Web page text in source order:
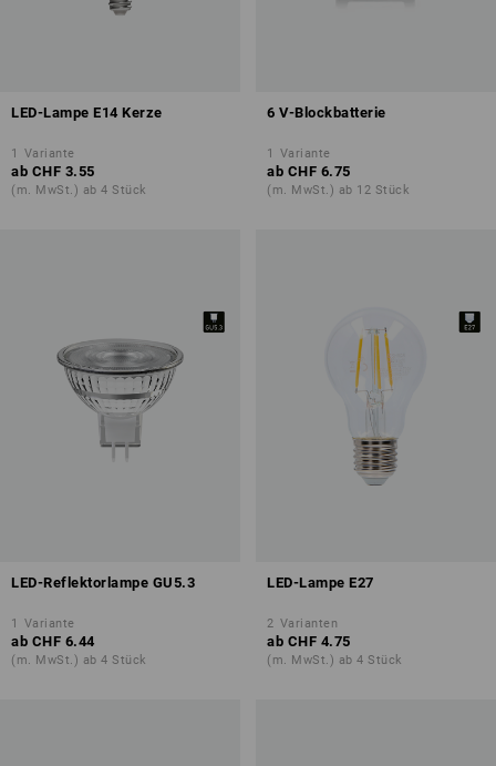
LED-Lampe E14 Kerze
1 Variante
ab CHF 3.55
(m. MwSt.) ab 4 Stück
6 V-Blockbatterie
1 Variante
ab CHF 6.75
(m. MwSt.) ab 12 Stück
LED-Reflektorlampe GU5.3
1 Variante
ab CHF 6.44
(m. MwSt.) ab 4 Stück
LED-Lampe E27
2 Varianten
ab CHF 4.75
(m. MwSt.) ab 4 Stück